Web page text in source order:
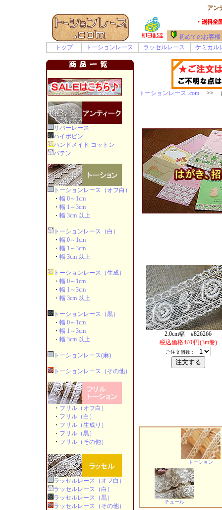
アン
初めてのお客様
トップ
トーションレース ラッセルレース ケミカル
リバーレース
ハイボビン
ハンドメイド コットン
バテン
トーションレース（オフ白）
・ 幅 0～1cm
・ 幅 1～3cm
・ 幅 3cm 以上
トーションレース（白）
・ 幅 0～1cm
・ 幅 1～3cm
・ 幅 3cm 以上
トーションレース（生成）
・ 幅 0～1cm
・ 幅 1～3cm
・ 幅 3cm 以上
トーションレース（黒）
・ 幅 0～1cm
・ 幅 1～3cm
・ 幅 3cm 以上
トーションレース(麻)
トーションレース（その他）
・ フリル（オフ白）
・ フリル（白）
・ フリル（生成り）
・ フリル（黒）
・ フリル（その他）
ラッセルレース（オフ白）
ラッセルレース（白）
ラッセルレース（黒）
ラッセルレース（その他）
トーションレース .com>> は
2.0cm幅 #826266
税込価格:870円(3m巻)
ご注文個数：
トーション
チュール